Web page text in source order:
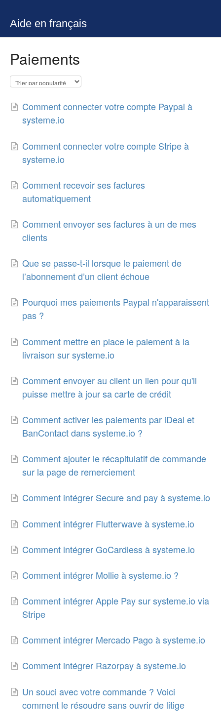
Aide en français
Paiements
Comment connecter votre compte Paypal à
systeme.io
Comment connecter votre compte Stripe à
systeme.io
Comment recevoir ses factures
automatiquement
Comment envoyer ses factures à un de mes
clients
Que se passe-t-il lorsque le paiement de
l’abonnement d’un client échoue
Pourquoi mes paiements Paypal n'apparaissent
pas ?
Comment mettre en place le paiement à la
livraison sur systeme.io
Comment envoyer au client un lien pour qu'il
puisse mettre à jour sa carte de crédit
Comment activer les paiements par iDeal et
BanContact dans systeme.io ?
Comment ajouter le récapitulatif de commande
sur la page de remerciement
Comment intégrer Secure and pay à systeme.io
Comment intégrer Flutterwave à systeme.io
Comment intégrer GoCardless à systeme.io
Comment intégrer Mollie à systeme.io ?
Comment intégrer Apple Pay sur systeme.io via
Stripe
Comment intégrer Mercado Pago à systeme.io
Comment intégrer Razorpay à systeme.io
Un souci avec votre commande ? Voici
comment le résoudre sans ouvrir de litige